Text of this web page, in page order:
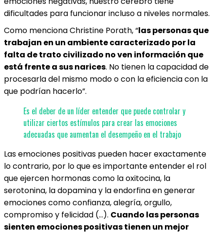
dificultades para funcionar incluso a niveles normales.
Como menciona Christine Porath, “las personas que
trabajan en un ambiente caracterizado por la
falta de trato civilizado no ven información que
está frente a sus narices. No tienen la capacidad de
procesarla del mismo modo o con la eficiencia con la
que podrían hacerlo”.
Es el deber de un líder entender que puede controlar y
utilizar ciertos estímulos para crear las emociones
adecuadas que aumentan el desempeño en el trabajo
Las emociones positivas pueden hacer exactamente
lo contrario, por lo que es importante entender el rol
que ejercen hormonas como la oxitocina, la
serotonina, la dopamina y la endorfina en generar
emociones como confianza, alegría, orgullo,
compromiso y felicidad (…). Cuando las personas
sienten emociones positivas tienen un mejor